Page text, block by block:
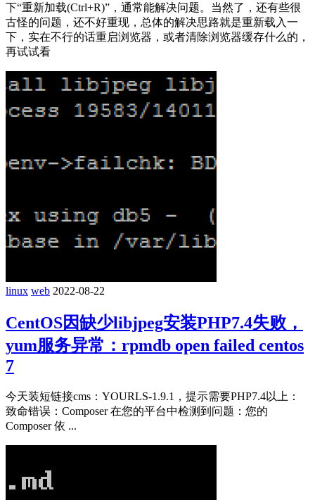
下“重新加载(Ctrl+R)”，通常能解决问题。当然了，还有些很
古怪的问题，还不好重现，总体的解决思路就是重新载入一
下，实在不行的话重启浏览器，或者清除浏览器缓存什么的，
再试试看
linux web 2022-08-22
CentOS因缺少libjpeg安装PHP7.4失败，
yum服务异常：rpmdb open failed centos
7
今天装短链接cms：YOURLS-1.9.1，提示需要PHP7.4以上：
致命错误：Composer 在您的平台中检测到问题：您的
Composer 依 ...